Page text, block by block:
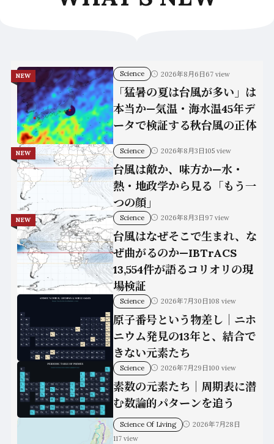
NEW Science 2026年8月6日 67 view
「猛暑の夏は台風が多い」は
本当か—気温・海水温45年デ
ータで検証する秋台風の正体
NEW Science 2026年8月3日105 view
台風は敵か、味方か—水・
熱・地政学から見る「もう一
つの顔」
NEW Science 2026年8月3日 97 view
台風はなぜそこで生まれ、な
ぜ曲がるのか—IBTrACS
13,554件が語るコリオリの現
場検証
Science 2026年7月30日108 view
原子番号という物差し｜ニホ
ニウム発見の13年と、結合で
きない元素たち
Science 2026年7月29日100 view
素数の元素たち｜周期表に潜
む数論的パターンを追う
Science Of Living
2026年7月28日
117 view